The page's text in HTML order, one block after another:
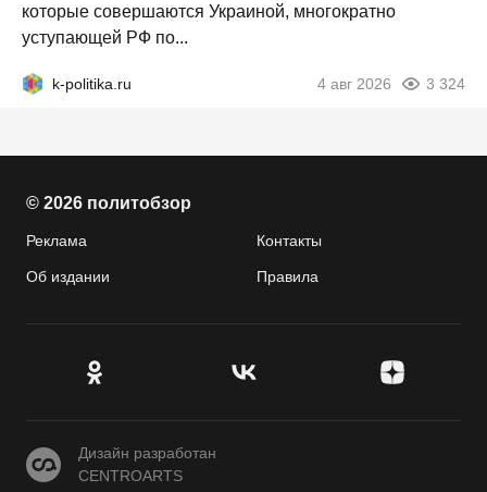
которые совершаются Украиной, многократно
уступающей РФ по...
k-politika.ru 4 авг 2026 3 324
© 2026 политобзор
Реклама Контакты
Об издании Правила
CENTROARTS